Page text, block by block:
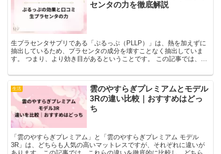
センタの力を徹底解説
生プラセンタサプリである「ぷるっぷ（PLLP）」は、熱を加えずに
抽出しているため、プラセンタの成分を壊すことなく抽出していま
す。 つまり、より効き目があるということです。 この記事では、生
生活
雲のやすらぎプレミアムとモデル
3Rの違い比較｜おすすめはどっ
ち
「雲のやすらぎプレミアム」と「雲のやすらぎプレミアム モデル
3R」は、どちらも人気の高いマットレスですが、それぞれに違いが